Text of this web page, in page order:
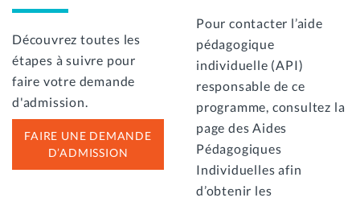
Découvrez toutes les
étapes à suivre pour
faire votre demande
d'admission.
FAIRE UNE DEMANDE
D’ADMISSION
Pour contacter l’aide
pédagogique
individuelle (API)
responsable de ce
programme, consultez la
page des Aides
Pédagogiques
Individuelles afin
d’obtenir les